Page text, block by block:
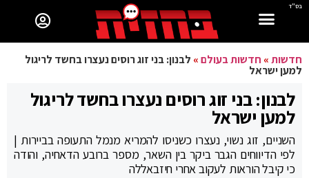
בס"ד
חדשות» חדשות בעולם» לבנון: בני זוג רוסים נעצרו בחשד לריגול
למען ישראל
לבנון: בני זוג רוסים נעצרו בחשד לריגול
למען ישראל
השניים, זוג נשוי, נעצרו כשניסו להמריא מנמל התעופה בביירות |
לפי הדיווחים הגבר ביקר בין השאר, מספר ברובע הדאחיה, והודה
כי קיבל הוראות לעקוב אחרי חיזבאללה